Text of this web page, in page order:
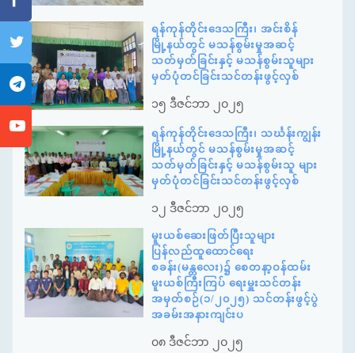
ရန်ကုန်တိုင်းဒေသကြီး၊ အင်းစိန်
မြို့နယ်တွင် မသန်စွမ်းမှုအဆင့်
သတ်မှတ်ခြင်းနှင့် မသန်စွမ်းသူများ
မှတ်ပုံတင်ခြင်းသင်တန်းဖွင့်လှစ်
၁၅ ဒီဇင်ဘာ ၂၀၂၅
ရန်ကုန်တိုင်းဒေသကြီး၊ သင်္ဃန်းကျွန်း
မြို့နယ်တွင် မသန်စွမ်းမှုအဆင့်
သတ်မှတ်ခြင်းနှင့် မသန်စွမ်းသူ များ
မှတ်ပုံတင်ခြင်းသင်တန်းဖွင့်လှစ်
၁၂ ဒီဇင်ဘာ ၂၀၂၅
မူးယစ်ဆေးဖြတ်ပြီးသူများ
ပြန်လည်ထူထောင်ရေး
စခန်း(မန္တလေး)၌ စေတနာ့ဝန်ထမ်း
မူးယစ်ကြီးကြပ် ရေးမှူးသင်တန်း
အမှတ်စဉ်(၁/၂၀၂၅) သင်တန်းဖွင့်ပွဲ
အခမ်းအနားကျင်းပ
၀၈ ဒီဇင်ဘာ ၂၀၂၅